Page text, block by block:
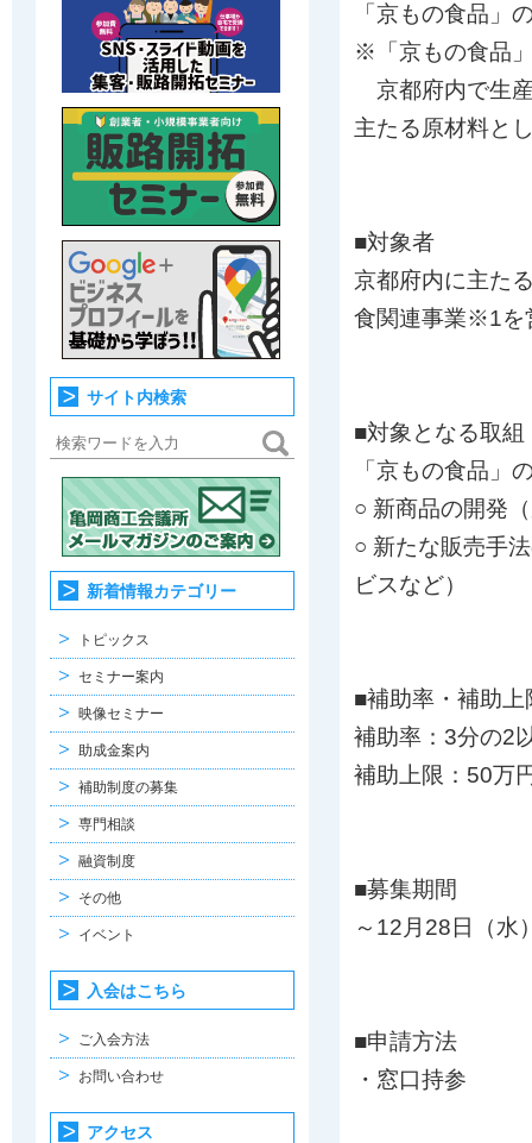
「京もの食品」
※「京もの食品
京都府内で生
主たる原材料と
■対象者
京都府内に主た
食関連事業※1を
■対象となる取組
「京もの食品」
○ 新商品の開発
○ 新たな販売手
ビスなど）
■補助率・補助上
補助率：3分の2
補助上限：50万
■募集期間
～12月28日（水
■申請方法
・窓口持参
サイト内検索
新着情報カテゴリー
トピックス
セミナー案内
映像セミナー
助成金案内
補助制度の募集
専門相談
融資制度
その他
イベント
入会はこちら
ご入会方法
お問い合わせ
アクセス